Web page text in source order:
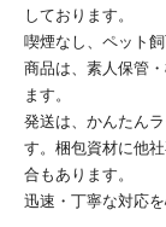
しております。
喫煙なし、ペット飼
商品は、素人保管
ます。
発送は、かんたん
す。梱包資材に他
合もあります。
迅速・丁寧な対応